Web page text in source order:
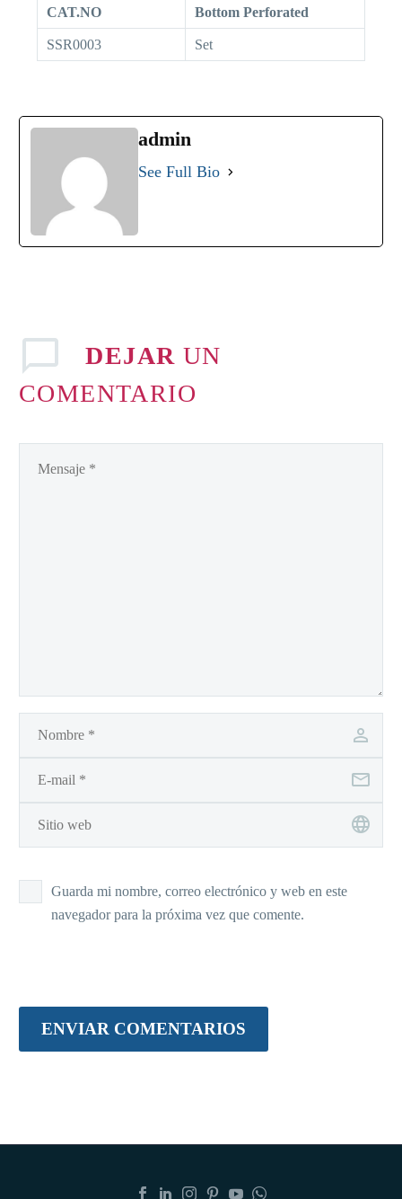
CAT.NO Bottom Perforated
SSR0003 Set
admin
See Full Bio
DEJAR UN
COMENTARIO
Guarda mi nombre, correo electrónico y web en este
navegador para la próxima vez que comente.
ENVIAR COMENTARIOS